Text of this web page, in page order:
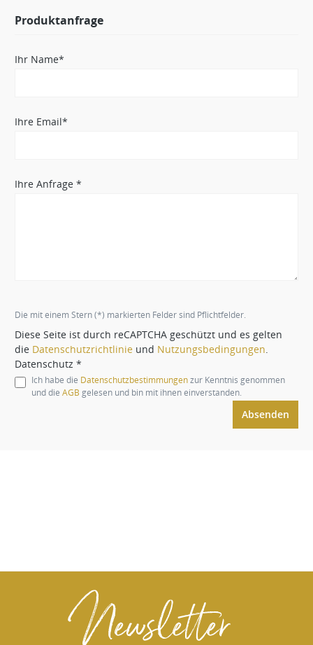
Produktanfrage
Ihr Name*
Ihre Email*
Ihre Anfrage *
Die mit einem Stern (*) markierten Felder sind Pflichtfelder.
Diese Seite ist durch reCAPTCHA geschützt und es gelten
die Datenschutzrichtlinie und Nutzungsbedingungen
Datenschutz *
Ich habe die Datenschutzbestimmungenzur Kenntnis genommen
und die AGB gelesen und bin mit ihnen einverstanden.
Absenden
Newsletter